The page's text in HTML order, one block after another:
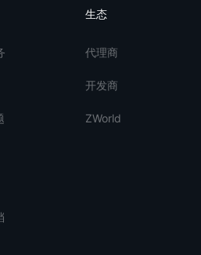
生态
代理商
开发商
ZWorld